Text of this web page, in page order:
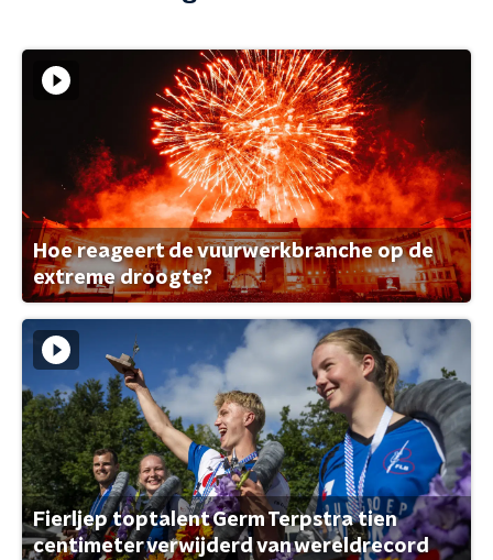
Hoe reageert de vuurwerkbranche op de
extreme droogte?
Fierljep toptalent Germ Terpstra tien
centimeter verwijderd van wereldrecord